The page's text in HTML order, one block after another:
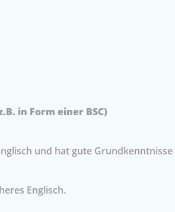
in Form einer BSC)
und hat gute
Englisch.